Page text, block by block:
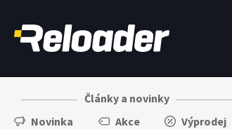
Články a novinky
Novinka
Akce Výprodej